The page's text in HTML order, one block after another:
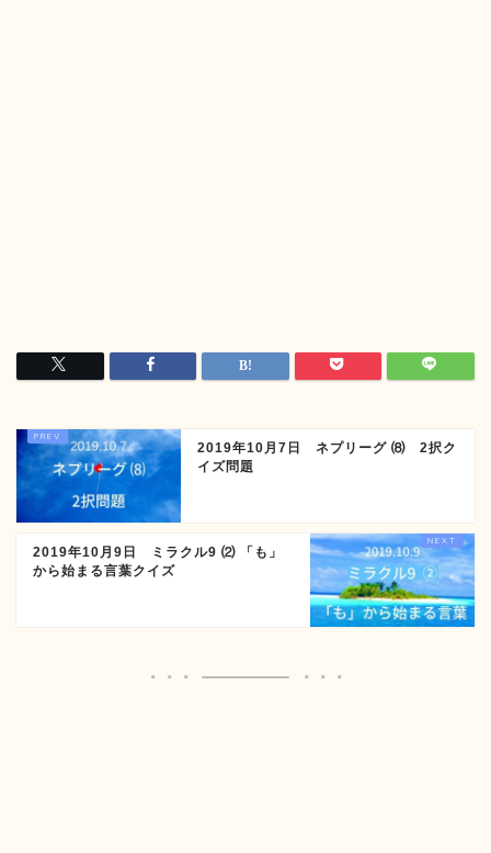
2019年10月7日 ネプリーグ ⑻ 2択ク
イズ問題
2019年10月9日 ミラクル9 ⑵ 「も」
から始まる言葉クイズ